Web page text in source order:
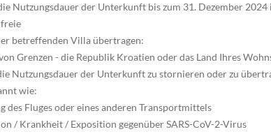
Nutzungsdauer der Unterkunft bis zum 31. Dezember
betreffenden Villa übertragen:
Grenzen - die Republik Kroatien oder das Land Ihres
Nutzungsdauer der Unterkunft zu stornieren oder zu
wie:
des Fluges oder eines anderen Transportmittels
/ Krankheit / Exposition gegenüber SARS-CoV-2-Virus